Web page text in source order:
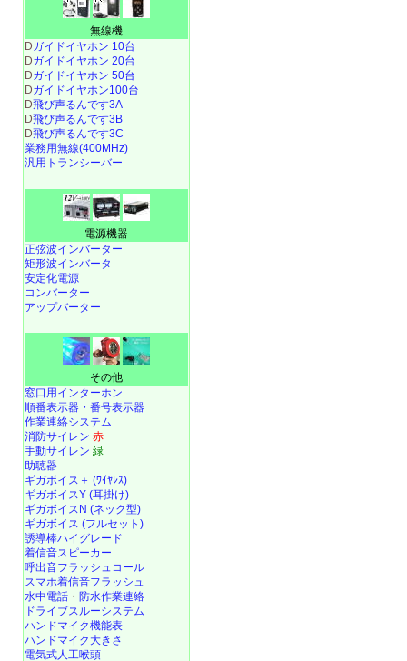
無線機
Dガイドイヤホン 10台
Dガイドイヤホン 20台
Dガイドイヤホン 50台
Dガイドイヤホン100台
D飛び声るんです3A
D飛び声るんです3B
D飛び声るんです3C
業務用無線(400MHz)
汎用トランシーバー
電源機器
正弦波インバーター
矩形波インバータ
安定化電源
コンバーター
アップバーター
その他
窓口用インターホン
順番表示器・番号表示器
作業連絡システム
消防サイレン 赤
手動サイレン 緑
助聴器
ギガボイス＋ (ﾜｲﾔﾚｽ)
ギガボイスY (耳掛け)
ギガボイスN (ネック型)
ギガボイス (フルセット)
誘導棒ハイグレード
着信音スピーカー
呼出音フラッシュコール
スマホ着信音フラッシュ
水中電話 ・ 防水作業連絡
ドライブスルーシステム
ハンドマイク機能表
ハンドマイク大きさ
電気式人工喉頭